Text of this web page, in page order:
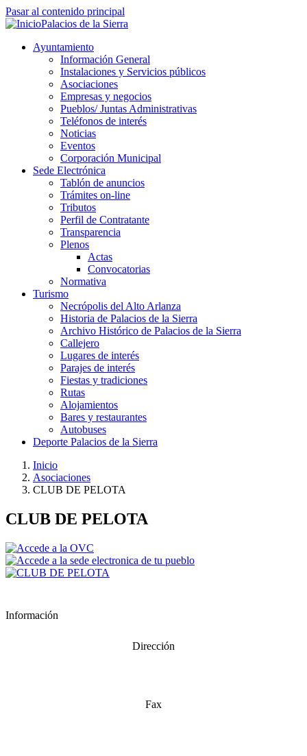
Pasar al contenido principal
Palacios de la Sierra
Ayuntamiento
Información General
Instalaciones y Servicios públicos
Asociaciones
Empresas y negocios
Pueblos/ Juntas Administrativas
Teléfonos de interés
Noticias
Eventos
Corporación Municipal
Sede Electrónica
Tablón de anuncios
Trámites on-line
Tributos
Perfil de Contratante
Transparencia
Plenos
Actas
Convocatorias
Normativa
Turismo
Necrópolis del Alto Arlanza
Historia de Palacios de la Sierra
Archivo Histórico de Palacios de la Sierra
Callejero
Lugares de interés
Parajes de interés
Fiestas y tradiciones
Rutas
Alojamientos
Bares y restaurantes
Autobuses
Deporte Palacios de la Sierra
Inicio
Asociaciones
CLUB DE PELOTA
CLUB DE PELOTA
Información
Dirección
Fax